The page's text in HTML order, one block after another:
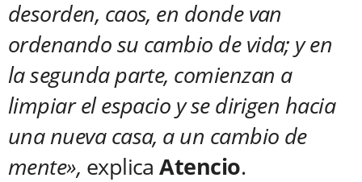
desorden, caos, en donde van
ordenando su cambio de vida; y en
la segunda parte, comienzan a
limpiar el espacio y se dirigen hacia
una nueva casa, a un cambio de
mente», explicaAtencio.